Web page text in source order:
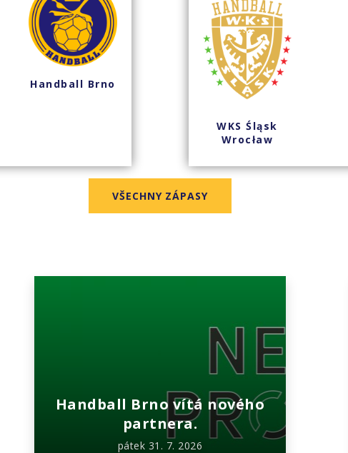
Handball Brno
WKS Śląsk
Wrocław
VŠECHNY ZÁPASY
Handball Brno vítá nového
partnera.
pátek 31. 7. 2026